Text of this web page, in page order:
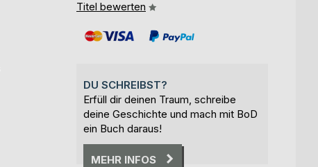
Titel bewerten
DU SCHREIBST?
Erfüll dir deinen Traum, schreibe
deine Geschichte und mach mit BoD
ein Buch daraus!
MEHR INFOS